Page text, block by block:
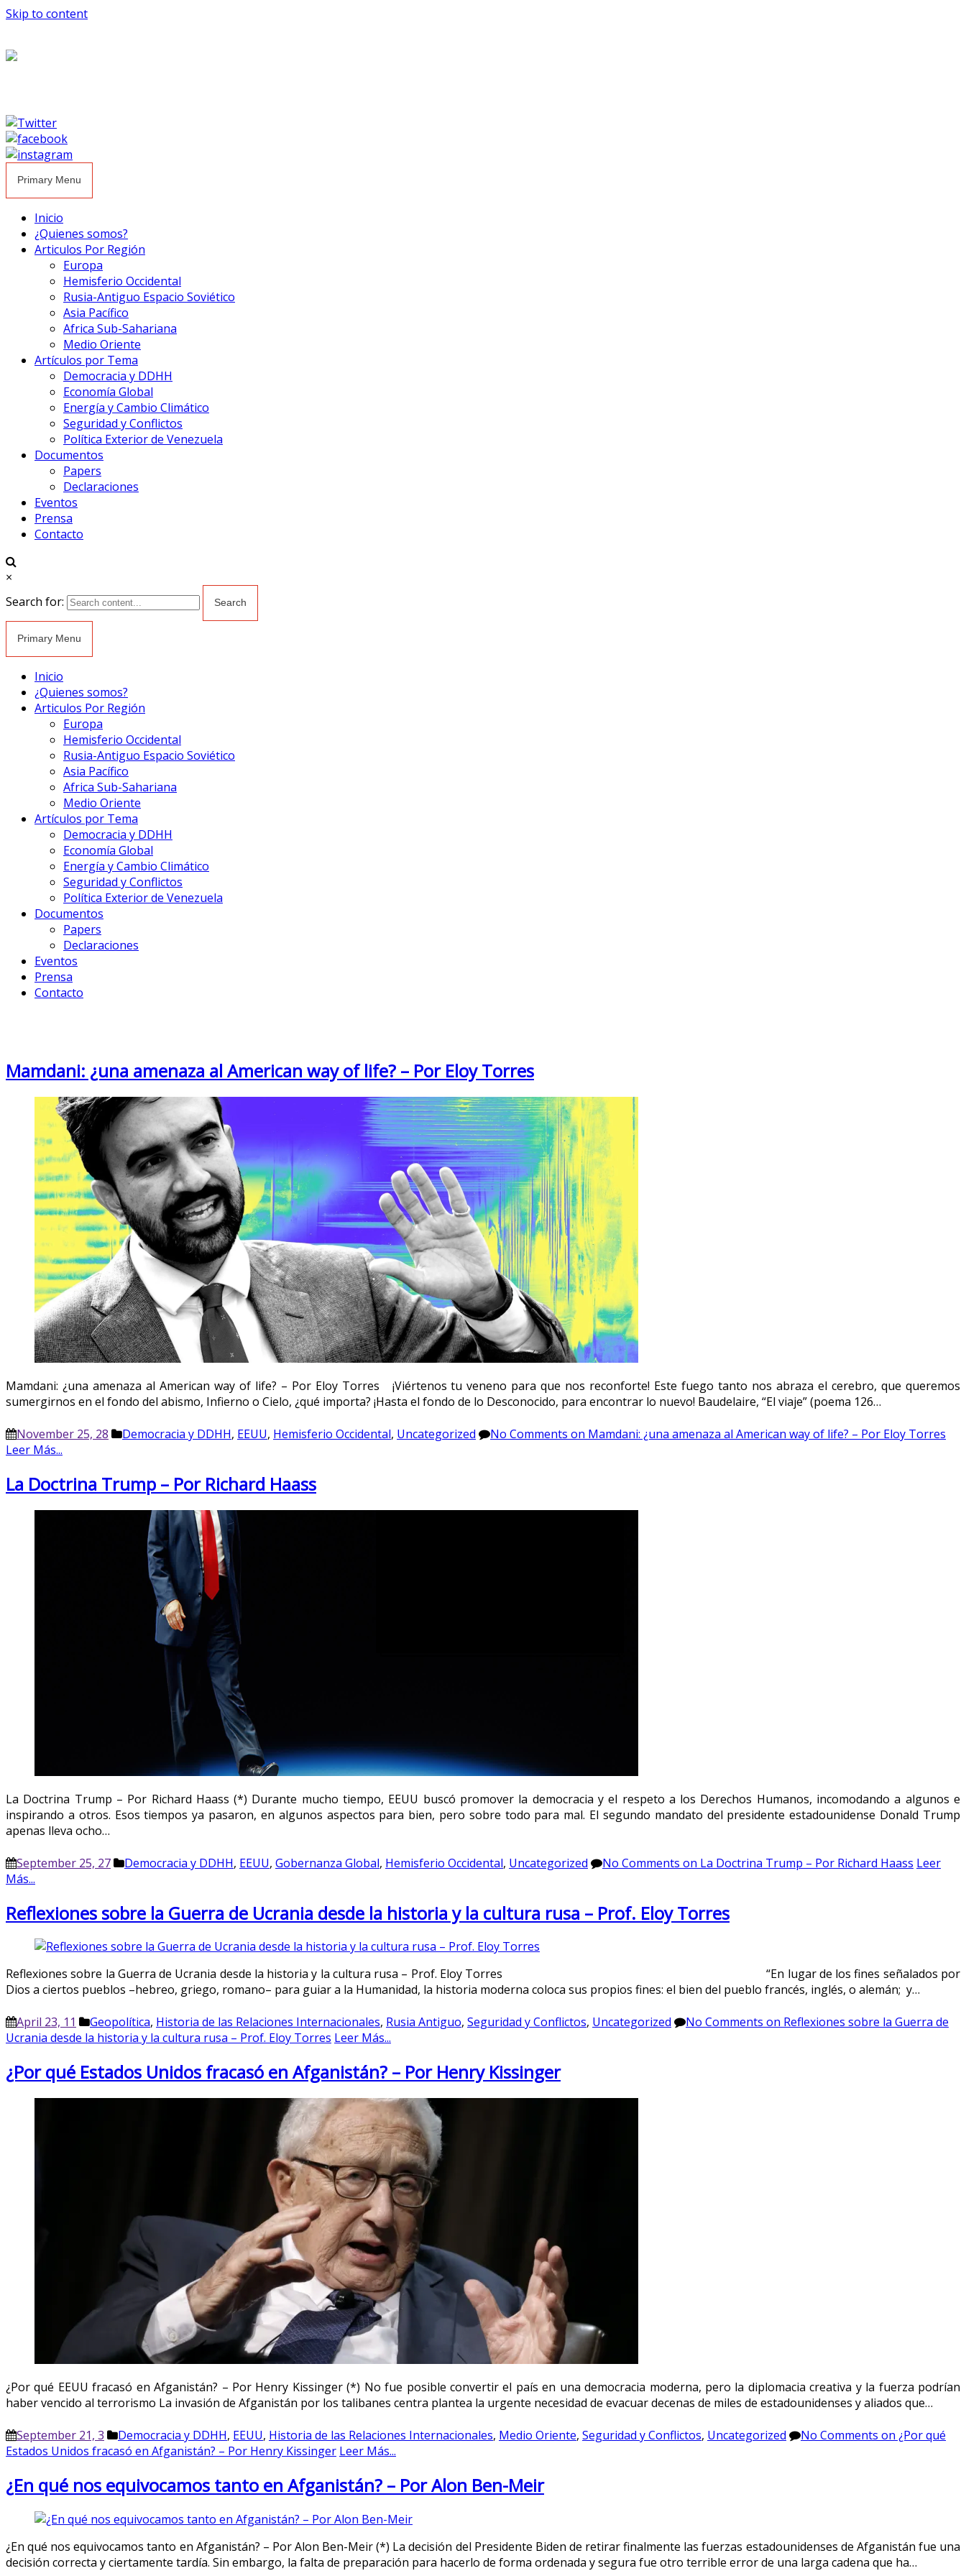
Skip to content
Primary Menu
Inicio
¿Quienes somos?
Articulos Por Región
Europa
Hemisferio Occidental
Rusia-Antiguo Espacio Soviético
Asia Pacífico
Africa Sub-Sahariana
Medio Oriente
Artículos por Tema
Democracia y DDHH
Economía Global
Energía y Cambio Climático
Seguridad y Conflictos
Política Exterior de Venezuela
Documentos
Papers
Declaraciones
Eventos
Prensa
Contacto
×
Search for:
Primary Menu
Inicio
¿Quienes somos?
Articulos Por Región
Europa
Hemisferio Occidental
Rusia-Antiguo Espacio Soviético
Asia Pacífico
Africa Sub-Sahariana
Medio Oriente
Artículos por Tema
Democracia y DDHH
Economía Global
Energía y Cambio Climático
Seguridad y Conflictos
Política Exterior de Venezuela
Documentos
Papers
Declaraciones
Eventos
Prensa
Contacto
Mamdani: ¿una amenaza al American way of life? – Por Eloy Torres
Mamdani: ¿una amenaza al American way of life? – Por Eloy Torres ¡Viértenos tu veneno para que nos reconforte! Este fuego tanto nos abraza el cerebro, que queremos
sumergirnos en el fondo del abismo, Infierno o Cielo, ¿qué importa? ¡Hasta el fondo de lo Desconocido, para encontrar lo nuevo! Baudelaire, “El viaje” (poema 126…
November 25, 28 Democracia y DDHH, EEUU, Hemisferio Occidental, Uncategorized No Comments on Mamdani: ¿una amenaza al American way of life? – Por Eloy Torres
Leer Más...
La Doctrina Trump – Por Richard Haass
La Doctrina Trump – Por Richard Haass (*) Durante mucho tiempo, EEUU buscó promover la democracia y el respeto a los Derechos Humanos, incomodando a algunos e
inspirando a otros. Esos tiempos ya pasaron, en algunos aspectos para bien, pero sobre todo para mal. El segundo mandato del presidente estadounidense Donald Trump
apenas lleva ocho…
September 25, 27 Democracia y DDHH, EEUU, Gobernanza Global, Hemisferio Occidental, Uncategorized No Comments on La Doctrina Trump – Por Richard Haass Leer
Más...
Reflexiones sobre la Guerra de Ucrania desde la historia y la cultura rusa – Prof. Eloy Torres
Reflexiones sobre la Guerra de Ucrania desde la historia y la cultura rusa – Prof. Eloy Torres “En lugar de los fines señalados por
Dios a ciertos pueblos –hebreo, griego, romano– para guiar a la Humanidad, la historia moderna coloca sus propios fines: el bien del pueblo francés, inglés, o alemán; y…
April 23, 11 Geopolítica, Historia de las Relaciones Internacionales, Rusia Antiguo, Seguridad y Conflictos, Uncategorized No Comments on Reflexiones sobre la Guerra de
Ucrania desde la historia y la cultura rusa – Prof. Eloy Torres Leer Más...
¿Por qué Estados Unidos fracasó en Afganistán? – Por Henry Kissinger
¿Por qué EEUU fracasó en Afganistán? – Por Henry Kissinger (*) No fue posible convertir el país en una democracia moderna, pero la diplomacia creativa y la fuerza podrían
haber vencido al terrorismo La invasión de Afganistán por los talibanes centra plantea la urgente necesidad de evacuar decenas de miles de estadounidenses y aliados que…
September 21, 3 Democracia y DDHH, EEUU, Historia de las Relaciones Internacionales, Medio Oriente, Seguridad y Conflictos, Uncategorized No Comments on ¿Por qué
Estados Unidos fracasó en Afganistán? – Por Henry Kissinger Leer Más...
¿En qué nos equivocamos tanto en Afganistán? – Por Alon Ben-Meir
¿En qué nos equivocamos tanto en Afganistán? – Por Alon Ben-Meir (*) La decisión del Presidente Biden de retirar finalmente las fuerzas estadounidenses de Afganistán fue una
decisión correcta y ciertamente tardía. Sin embargo, la falta de preparación para hacerlo de forma ordenada y segura fue otro terrible error de una larga cadena que ha…